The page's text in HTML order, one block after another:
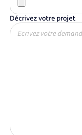
Décrivez votre projet